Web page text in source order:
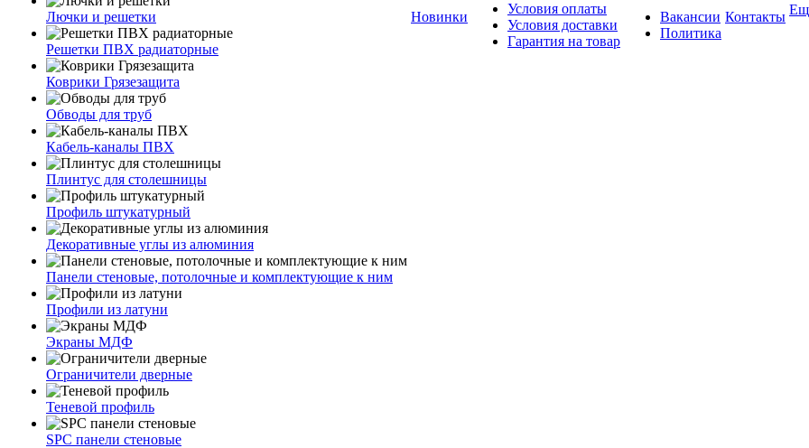
Лючки и решетки
Решетки ПВХ радиаторные
Коврики Грязезащита
Обводы для труб
Кабель-каналы ПВХ
Плинтус для столешницы
Профиль штукатурный
Декоративные углы из алюминия
Панели стеновые, потолочные и комплектующие к ним
Профили из латуни
Экраны МДФ
Ограничители дверные
Теневой профиль
SPC панели стеновые
Новинки
Условия оплаты
Условия доставки
Гарантия на товар
Вакансии
Политика
Контакты